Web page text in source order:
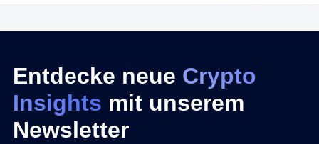
Entdecke neue Crypto
Insights mit unserem
Newsletter